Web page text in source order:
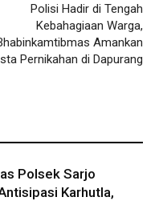
Polisi Hadir di Tengah
Kebahagiaan Warga,
Amankan
Pernikahan di Dapurang
Polsek Sarjo
Karhutla,